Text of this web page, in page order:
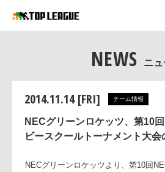
コラム
NEWS ニ
2014.11.14 [FRI] チーム情報
NECグリーンロケッツ、第10
ビースクールトーナメント大会